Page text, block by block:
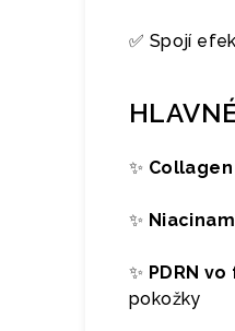
✅ Spojí
✨ Collagen
✨
✨ PDRN
pokožky